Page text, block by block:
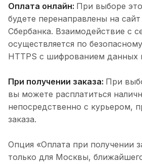
Оплата онлайн: При выборе
будете перенаправлены на
Сбербанка. Взаимодействие с
осуществляется по
HTTPS с шифрованием данных
При получении заказа: При
вы можете расплатиться
непосредственно с курьером,
заказа.
Опция «Оплата при получении
только для Москвы,